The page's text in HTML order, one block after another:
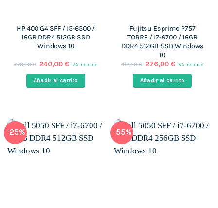
HP 400 G4 SFF / i5-6500 /
16GB DDR4 512GB SSD
Windows 10
370,00€ El
original
era:
240,00€El
actual
es:
IVA incluido
Añadir al carrito
Fujitsu Esprimo P757
TORRE / i7-6700 / 16GB
DDR4 512GB SSD Windows
10
412,00€ El
original
era:
276,00€El
actual
es:
IVA incluido
Añadir al carrito
-25% -55%